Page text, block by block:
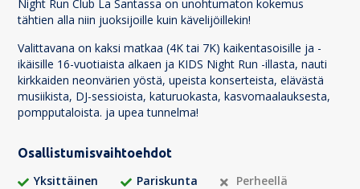
Night Run Club La Santassa on unohtumaton kokemus
tähtien alla niin juoksijoille kuin kävelijöillekin!
Valittavana on kaksi matkaa (4K tai 7K) kaikentasoisille ja -
ikäisille 16-vuotiaista alkaen ja KIDS Night Run -illasta, nauti
kirkkaiden neonvärien yöstä, upeista konserteista, elävästä
musiikista, DJ-sessioista, katuruokasta, kasvomaalauksesta,
pompputaloista. ja upea tunnelma!
Osallistumisvaihtoehdot
Yksittäinen Pariskunta
Perheellä